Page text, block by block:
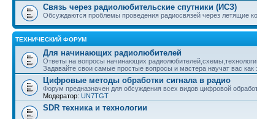
Связь через радиолюбительские спутники (ИСЗ)
Обсуждаются проблемы проведения радиосвязей через летящие
ТЕХНИЧЕСКИЙ ФОРУМ
Для начинающих радиолюбителей
Ответы на вопросы начинающих
Задавайте свои самые простые вопросы и мастера научат вас как
Цифровые методы обработки сигнала в радио
Форум предназначен для обсуждения всех видов цифровой
Модератор: UN7TGT
SDR техника и технологии